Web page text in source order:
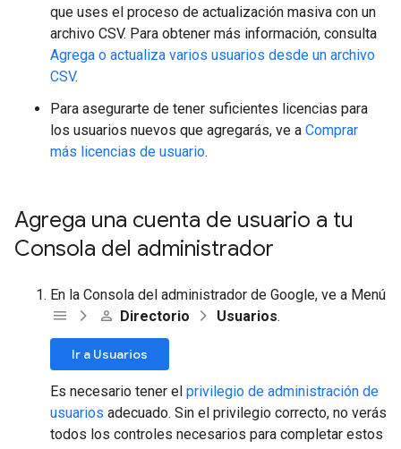
que uses el proceso de actualización masiva con un
archivo CSV. Para obtener más información, consulta
Agrega o actualiza varios usuarios desde un archivo
CSV.
Para asegurarte de tener suficientes licencias para
los usuarios nuevos que agregarás, ve a Comprar
más licencias de usuario.
Agrega una cuenta de usuario a tu
Consola del administrador
En la Consola del administrador de Google, ve a Menú
Directorio
Usuarios.
Ir a Usuarios
Es necesario tener el privilegio de administración de
usuarios adecuado. Sin el privilegio correcto, no verás
todos los controles necesarios para completar estos